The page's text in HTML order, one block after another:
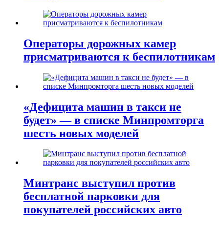
Операторы дорожных камер
присматриваются к беспилотникам
«Дефицита машин в такси не
будет» — в списке Минпромторга
шесть новых моделей
Минтранс выступил против
бесплатной парковки для
покупателей российских авто